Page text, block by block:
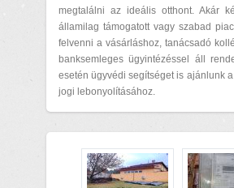
megtalálni az ideális otthont. Akár
államilag támogatott vagy szabad
felvenni a vásárláshoz, tanácsadó
banksemleges ügyintézéssel áll
esetén ügyvédi segítséget is ajánlunk
jogi lebonyolításához.